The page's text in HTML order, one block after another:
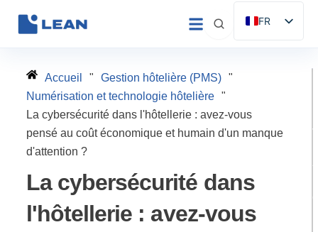
FR
ES
PT
Accueil " Gestion hôtelière (PMS) "
Numérisation et technologie hôtelière "
La cybersécurité dans l'hôtellerie : avez-vous
pensé au coût économique et humain d'un manque
d'attention ?
La cybersécurité dans
l'hôtellerie : avez-vous